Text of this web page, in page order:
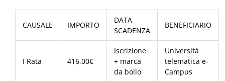
CAUSALE IMPORTO
DATA
SCADENZA
BENEFICIARIO
I Rata 416,00€
Iscrizione
+ marca
da bollo
Università
telematica e-
Campus